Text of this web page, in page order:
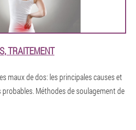
TRAITEMENT
maux de dos: les principales causes et
Méthodes de soulagement de